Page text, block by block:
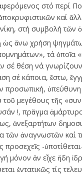
στό περί
καί
στή συμβολή τῶν
ὡς ἄνω χρήση
τά ὁποῖα
σέ θέση νά
σέ κάποια, ἔστω,
προσωπική,
μεγέθους τῆς
!, πρᾶγμα
ἀνεξαρτήτων
τῶν ἀναγνωστῶν καί
-
ἄν εἶχε ἤδη
ἐντατικῶς τίς